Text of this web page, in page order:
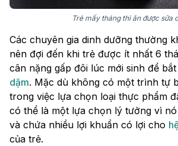
Trẻ mấy tháng thì ăn được sữa
Các chuyên gia dinh dưỡng thường
nên đợi đến khi trẻ được ít nhất 6
cân nặng gấp đôi lúc mới sinh để
dặm. Mặc dù không có một trình tự
trong việc lựa chọn loại thực phẩm
có thể là một lựa chọn lý tưởng vì
và chứa nhiều lợi khuẩn có lợi cho
của trẻ.